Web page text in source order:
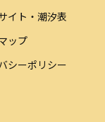
イト・潮汐表
ップ
シーポリシー